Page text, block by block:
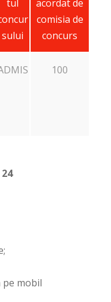
tul
sului
acordat de
comisia de
concurs
100
pe mobil